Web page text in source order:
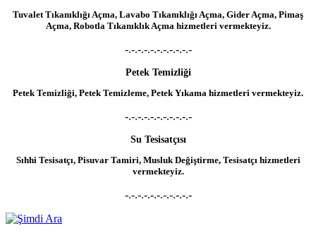
Tuvalet Tıkanıklığı Açma, Lavabo Tıkanıklığı Açma, Gider Açma, Pimaş
Açma, Robotla Tıkanıklık Açma hizmetleri vermekteyiz.
-.-.-.-.-.-.-.-.-.-.-
Petek Temizliği
Petek Temizliği, Petek Temizleme, Petek Yıkama hizmetleri vermekteyiz.
-.-.-.-.-.-.-.-.-.-.-
Su Tesisatçısı
Sıhhi Tesisatçı, Pisuvar Tamiri, Musluk Değiştirme, Tesisatçı hizmetleri
vermekteyiz.
-.-.-.-.-.-.-.-.-.-.-